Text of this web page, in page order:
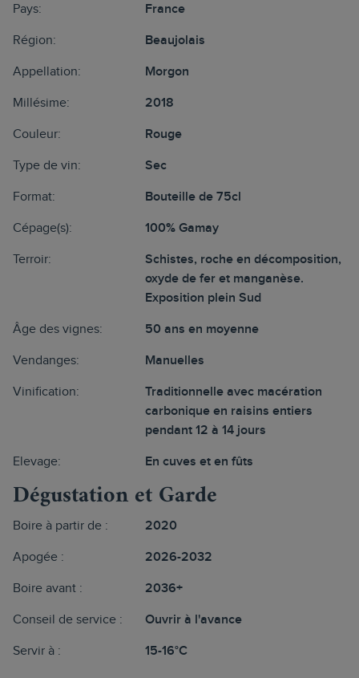
Pays: France
Région: Beaujolais
Appellation: Morgon
Millésime: 2018
Couleur: Rouge
Type de vin: Sec
Format: Bouteille de 75cl
Cépage(s): 100% Gamay
Terroir:
Schistes, roche en décomposition,
oxyde de fer et manganèse.
Exposition plein Sud
Âge des vignes: 50 ans en moyenne
Vendanges: Manuelles
Vinification:
Traditionnelle avec macération
carbonique en raisins entiers
pendant 12 à 14 jours
Elevage: En cuves et en fûts
Dégustation et Garde
Boire à partir de : 2020
Apogée : 2026-2032
Boire avant : 2036+
Conseil de service : Ouvrir à l'avance
Servir à : 15-16°C